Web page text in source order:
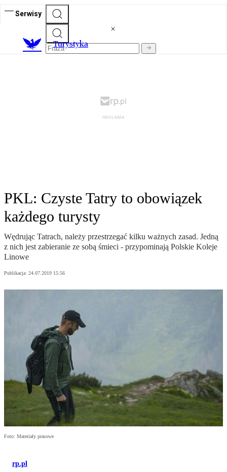
Serwisy
Turystyka
PKL: Czyste Tatry to obowiązek
każdego turysty
Wędrując Tatrach, należy przestrzegać kilku ważnych zasad. Jedną
z nich jest zabieranie ze sobą śmieci - przypominają Polskie Koleje
Linowe
Publikacja: 24.07.2019 15:56
Foto: Materiały prasowe
rp.pl